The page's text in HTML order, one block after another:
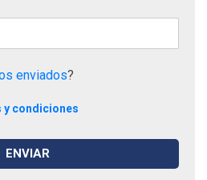
enviados?
y condiciones